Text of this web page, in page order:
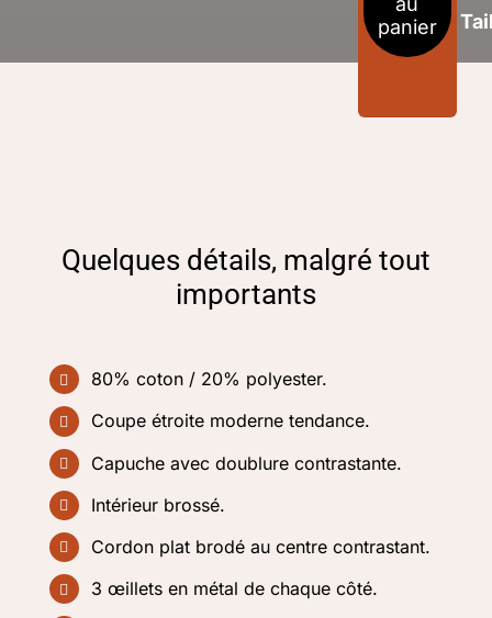
zippé
Homme
panier
Quelques détails, malgré tout
importants
80% coton / 20% polyester.
Coupe étroite moderne tendance.
Capuche avec doublure contrastante.
Intérieur brossé.
Cordon plat brodé au centre contrastant.
3 œillets en métal de chaque côté.